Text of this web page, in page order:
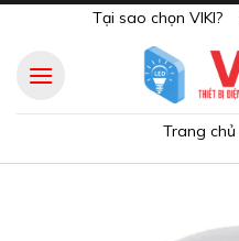
content
Tại sao chọn VIKI?
Trang chủ